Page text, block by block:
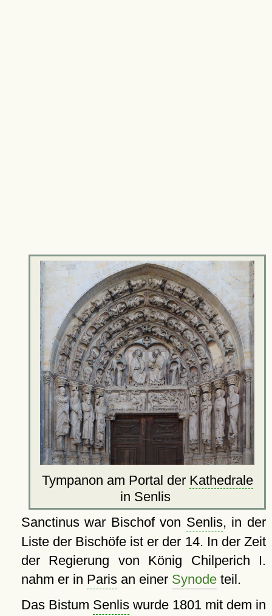
Tympanon am Portal der Kathedrale
in Senlis
Sanctinus war Bischof von Senlis, in der
Liste der Bischöfe ist er der 14. In der Zeit
der Regierung von König Chilperich I.
nahm er in Parisan einer Synodeteil.
Das Bistum Senliswurde 1801 mit dem in